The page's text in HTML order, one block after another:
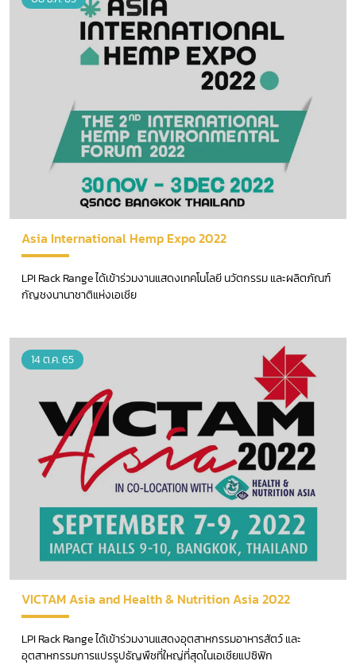
Asia International Hemp Expo 2022
LPI Rack Range ได้เข้าร่วมงานแสดงเทคโนโลยี นวัตกรรม และผลิตภัณฑ์
กัญชงนานาชาติแห่งเอเชีย
14 ต.ค. 65
VICTAM Asia and Health & Nutrition Asia 2022
LPI Rack Range ได้เข้าร่วมงานแสดงอุตสาหกรรมอาหารสัตว์ และ
อุตสาหกรรมการแปรรูปธัญพืชที่ใหญ่ที่สุดในเอเชียแปซิฟิก